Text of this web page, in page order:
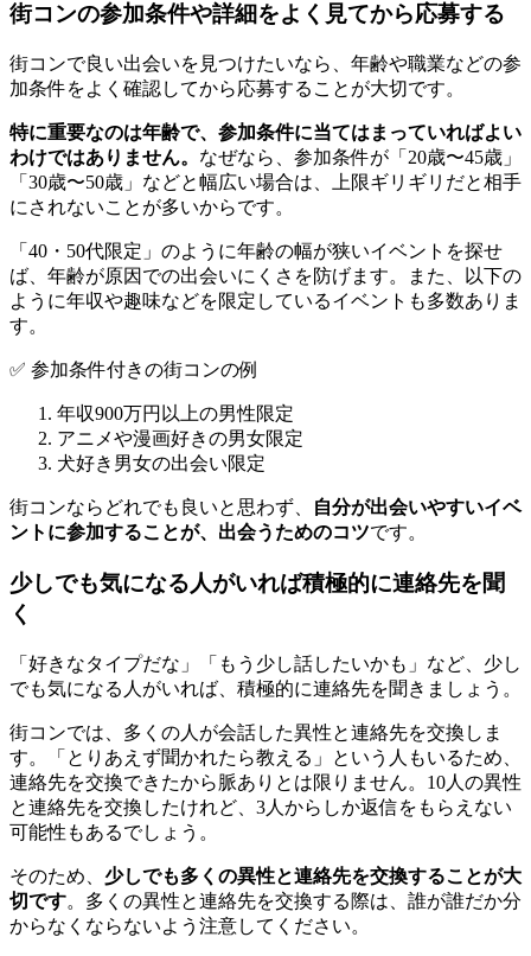
街コンの参加条件や詳細をよく見てから応募する
街コンで良い出会いを見つけたいなら、年齢や職業などの参
加条件をよく確認してから応募することが大切です。
特に重要なのは年齢で、参加条件に当てはまっていればよい
わけではありません。 なぜなら、参加条件が「20歳〜45歳」
「30歳〜50歳」などと幅広い場合は、上限ギリギリだと相手
にされないことが多いからです。
「40・50代限定」のように年齢の幅が狭いイベントを探せ
ば、年齢が原因での出会いにくさを防げます。また、以下の
ように年収や趣味などを限定しているイベントも多数ありま
す。
✅ 参加条件付きの街コンの例
年収900万円以上の男性限定
アニメや漫画好きの男女限定
犬好き男女の出会い限定
街コンならどれでも良いと思わず、
自分が出会いやすいイベ
ントに参加することが、出会うためのコツです。
少しでも気になる人がいれば積極的に連絡先を聞
く
「好きなタイプだな」「もう少し話したいかも」など、少し
でも気になる人がいれば、積極的に連絡先を聞きましょう。
街コンでは、多くの人が会話した異性と連絡先を交換しま
す。「とりあえず聞かれたら教える」という人もいるため、
連絡先を交換できたから脈ありとは限りません。10人の異性
と連絡先を交換したけれど、3人からしか返信をもらえない
可能性もあるでしょう。
そのため、 少しでも多くの異性と連絡先を交換することが大
切です。多くの異性と連絡先を交換する際は、誰が誰だか分
からなくならないよう注意してください。